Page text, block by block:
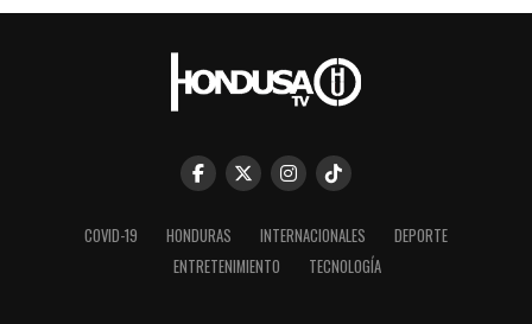
COVID-19 HONDURAS INTERNACIONALES
DEPORTE
ENTRETENIMIENTO
TECNOLOGÍA